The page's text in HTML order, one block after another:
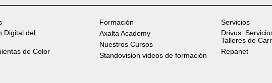
Digital del
de Color
Formación
Axalta Academy
Nuestros Cursos
Standovision videos de formación
Servicios
Drivus:
Talleres de
Repanet